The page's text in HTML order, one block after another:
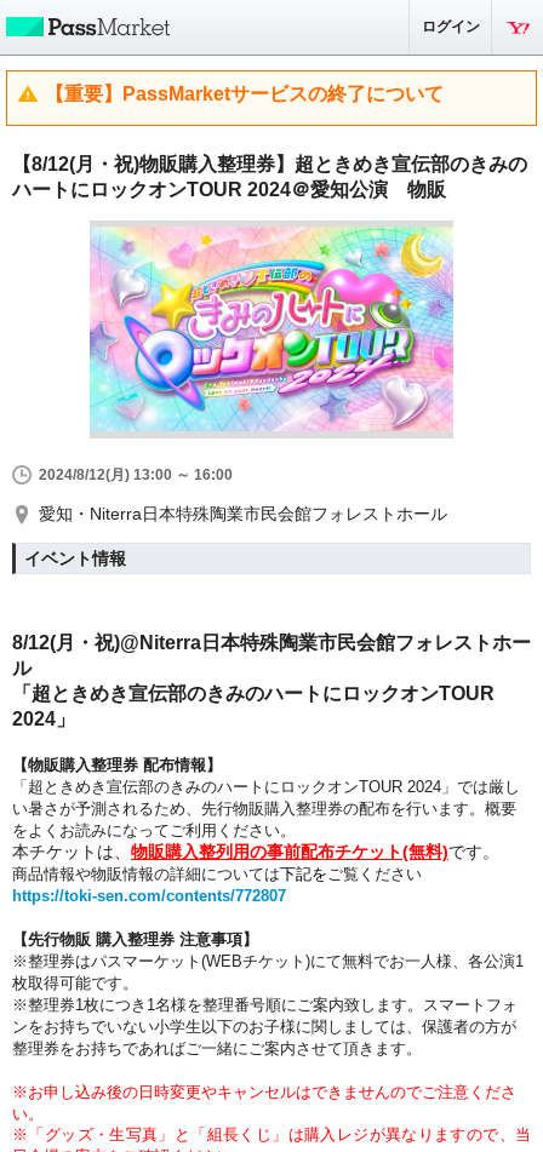
ログイン
【重要】PassMarketサービスの終了について
【8/12(月・祝)物販購入整理券】超ときめき宣伝部のきみの
ハートにロックオンTOUR 2024＠愛知公演 物販
2024/8/12(月) 13:00 ～ 16:00
愛知・Niterra日本特殊陶業市民会館フォレストホール
イベント情報
8/12(月・祝)@ Niterra日本特殊陶業市民会館フォレストホー
ル
「超ときめき宣伝部のきみのハートにロックオンTOUR
2024」
【物販購入整理券 配布情報】
「超ときめき宣伝部のきみのハートにロックオンTOUR 2024」では厳し
い暑さが予測されるため、先行物販購入整理券の配布を行います。概要
をよくお読みになってご利用ください。
本チケットは、 物販購入整列用の事前配布チケット(無料)です。
商品情報や物販情報の詳細については下記をご覧ください
https://toki-sen.com/contents/772807
【先行物販 購入整理券 注意事項】
※整理券はパスマーケット(WEBチケット)にて無料でお一人様、各公演1
枚取得可能です。
※整理券1枚につき1名様を整理番号順にご案内致します。スマートフォ
ンをお持ちでいない小学生以下のお子様に関しましては、保護者の方が
整理券をお持ちであればご一緒にご案内させて頂きます。
※お申し込み後の日時変更やキャンセルはできませんのでご注意くださ
い。
※「グッズ・生写真」と「組長くじ」は購入レジが異なりますので、当